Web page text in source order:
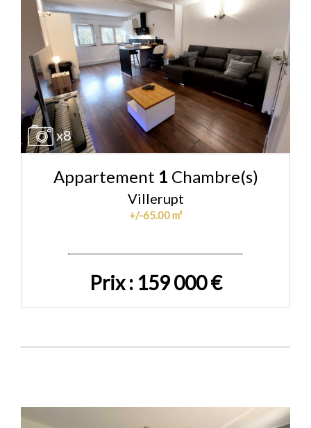
x8
Appartement 1 Chambre(s)
Villerupt
+/-65.00 m²
Prix : 159 000 €